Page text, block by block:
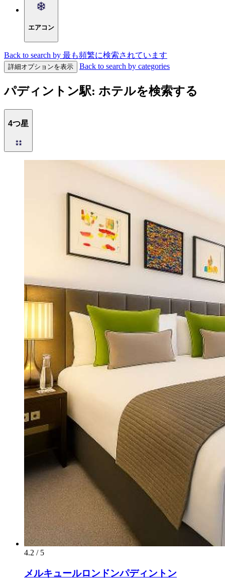
エアコン
Back to search by 最も頻繁に検索されています
詳細オプションを表示 Back to search by categories
パディントン駅: ホテルを検索する
4つ星
4.2 / 5
メルキュールロンドンパディントン